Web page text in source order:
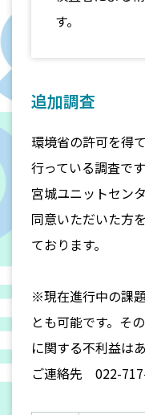
す。
追加調査
環境省の許可を得
行っている調査です
宮城ユニットセン
同意いただいた方
ております。
※現在進行中の課
とも可能です。そ
に関する不利益は
ご連絡先 022-